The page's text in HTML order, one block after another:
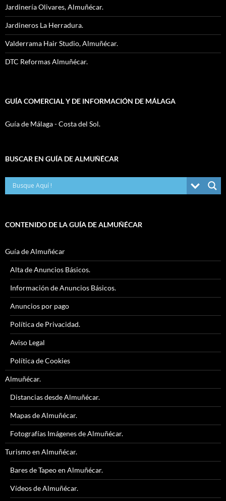
Jardinería Olivares, Almuñécar.
Jardineros La Herradura.
Valderrama Hair Studio, Almuñécar.
DTC Reformas Almuñécar.
GUÍA COMERCIAL Y DE INFORMACIÓN DE MÁLAGA
Guía de Málaga - Costa del Sol.
BUSCAR EN GUÍA DE ALMUÑÉCAR
CONTENIDO DE LA GUÍA DE ALMUÑÉCAR
Guía de Almuñécar
Alta de Anuncios Básicos.
Información de Anuncios Básicos.
Anuncios por pago
Política de Privacidad.
Aviso Legal
Política de Cookies
Almuñécar.
Distancias desde Almuñécar.
Mapas de Almuñécar.
Fotografías Imágenes de Almuñécar.
Turismo en Almuñécar.
Bares de Tapeo en Almuñécar.
Vídeos de Almuñécar.